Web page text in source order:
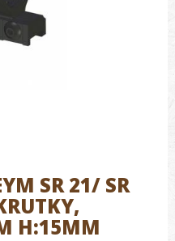
SR 21/ SR
H:15MM